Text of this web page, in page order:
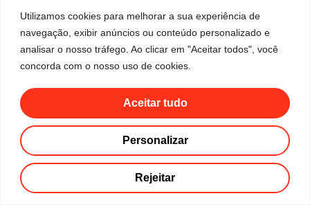
Utilizamos cookies para melhorar a sua experiência de
navegação, exibir anúncios ou conteúdo personalizado e
analisar o nosso tráfego. Ao clicar em "Aceitar todos", você
concorda com o nosso uso de cookies.
Personalizar
Rejeitar
Aceitar tudo